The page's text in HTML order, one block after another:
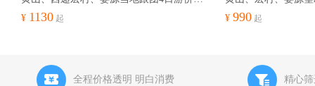
¥ 1130 起 ¥ 990 起
全程价格透明 明白消费 精心